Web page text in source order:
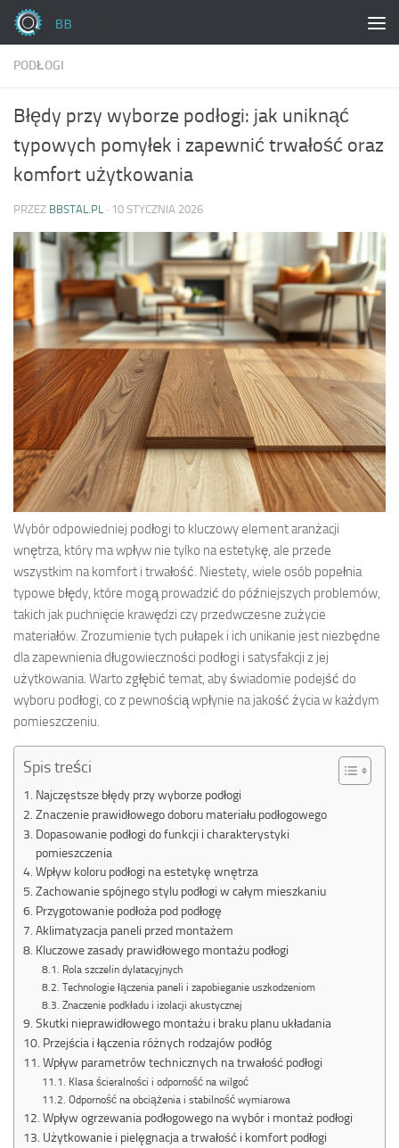
Skip to content
PODŁOGI
Błędy przy wyborze podłogi: jak uniknąć
typowych pomyłek i zapewnić trwałość oraz
komfort użytkowania
PRZEZ BBSTAL.PL · 10 STYCZNIA 2026
Wybór odpowiedniej podłogi to kluczowy element aranżacji
wnętrza, który ma wpływ nie tylko na estetykę, ale przede
wszystkim na komfort i trwałość. Niestety, wiele osób popełnia
typowe błędy, które mogą prowadzić do późniejszych problemów,
takich jak puchnięcie krawędzi czy przedwczesne zużycie
materiałów. Zrozumienie tych pułapek i ich unikanie jest niezbędne
dla zapewnienia długowieczności podłogi i satysfakcji z jej
użytkowania. Warto zgłębić temat, aby świadomie podejść do
wyboru podłogi, co z pewnością wpłynie na jakość życia w każdym
pomieszczeniu.
Spis treści
Najczęstsze błędy przy wyborze podłogi
Znaczenie prawidłowego doboru materiału podłogowego
Dopasowanie podłogi do funkcji i charakterystyki
pomieszczenia
Wpływ koloru podłogi na estetykę wnętrza
Zachowanie spójnego stylu podłogi w całym mieszkaniu
Przygotowanie podłoża pod podłogę
Aklimatyzacja paneli przed montażem
Kluczowe zasady prawidłowego montażu podłogi
Rola szczelin dylatacyjnych
Technologie łączenia paneli i zapobieganie uszkodzeniom
Znaczenie podkładu i izolacji akustycznej
Skutki nieprawidłowego montażu i braku planu układania
Przejścia i łączenia różnych rodzajów podłóg
Wpływ parametrów technicznych na trwałość podłogi
Klasa ścieralności i odporność na wilgoć
Odporność na obciążenia i stabilność wymiarowa
Wpływ ogrzewania podłogowego na wybór i montaż podłogi
Użytkowanie i pielęgnacja a trwałość i komfort podłogi